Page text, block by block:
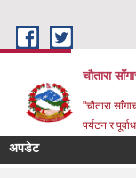
चौतारा
"चौतारा
पर्यटन र
अपडेट